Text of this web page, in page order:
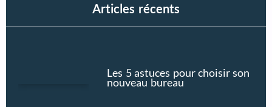
Articles récents
Les 5 astuces pour choisir son
nouveau bureau